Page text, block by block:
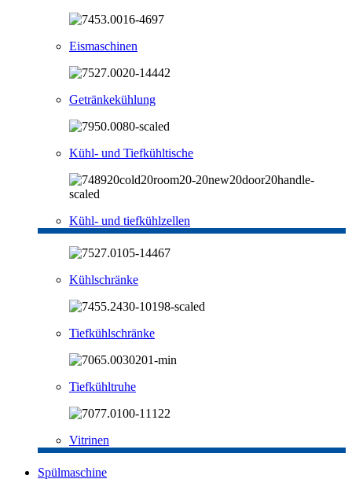
Eismaschinen
Getränkekühlung
Kühl- und Tiefkühltische
Kühl- und tiefkühlzellen
Kühlschränke
Tiefkühlschränke
Tiefkühltruhe
Vitrinen
Spülmaschine